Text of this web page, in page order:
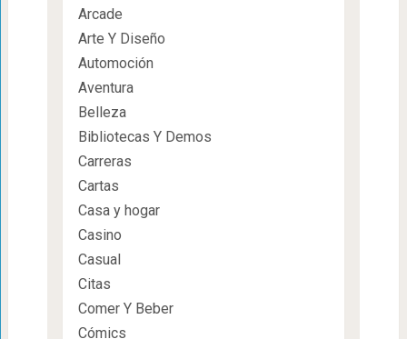
Arcade
Arte Y Diseño
Automoción
Aventura
Belleza
Bibliotecas Y Demos
Carreras
Cartas
Casa y hogar
Casino
Casual
Citas
Comer Y Beber
Cómics